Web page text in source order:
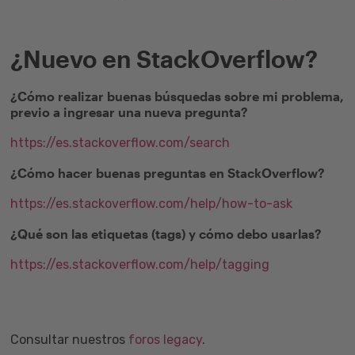
¿Nuevo en StackOverflow?
¿Cómo realizar buenas búsquedas sobre mi problema,
previo a ingresar una nueva pregunta?
https://es.stackoverflow.com/search
¿Cómo hacer buenas preguntas en StackOverflow?
https://es.stackoverflow.com/help/how-to-ask
¿Qué son las etiquetas (tags) y cómo debo usarlas?
https://es.stackoverflow.com/help/tagging
Consultar nuestros foros legacy.